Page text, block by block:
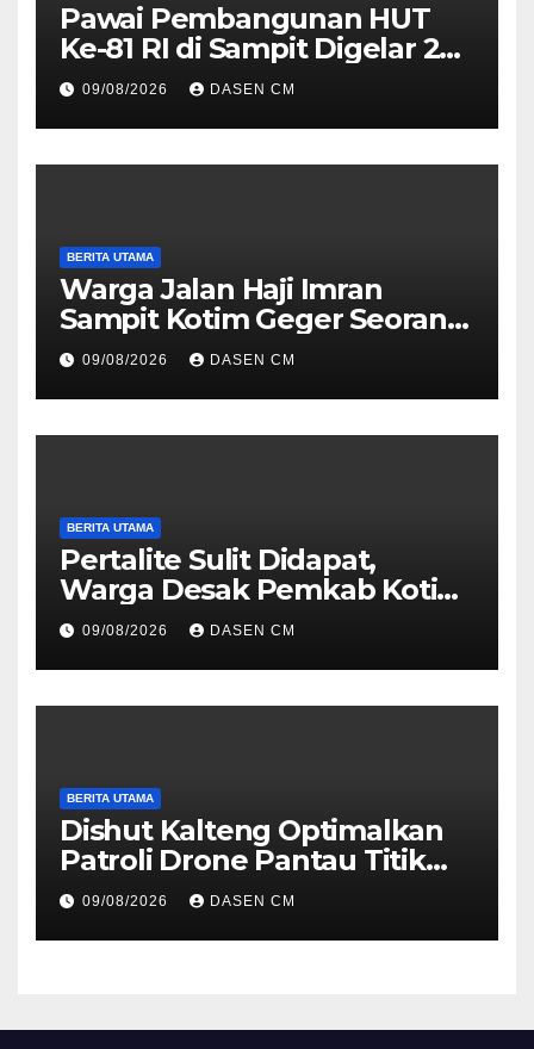
Pawai Pembangunan HUT
Ke-81 RI di Sampit Digelar 22
Agustus 2026, Ini Rute dan
Cara Daftarnya
09/08/2026 DASEN CM
BERITA UTAMA
Warga Jalan Haji Imran
Sampit Kotim Geger Seorang
Perempuan Sempat Naik
Menara Pemancar TVRI
09/08/2026 DASEN CM
BERITA UTAMA
Pertalite Sulit Didapat,
Warga Desak Pemkab Kotim
Segera Cari Solusi, Jangan
Hanya Jadi Penonton
09/08/2026 DASEN CM
BERITA UTAMA
Dishut Kalteng Optimalkan
Patroli Drone Pantau Titik
Api, Gerak Cepat tlTangani
Karhutla
09/08/2026 DASEN CM